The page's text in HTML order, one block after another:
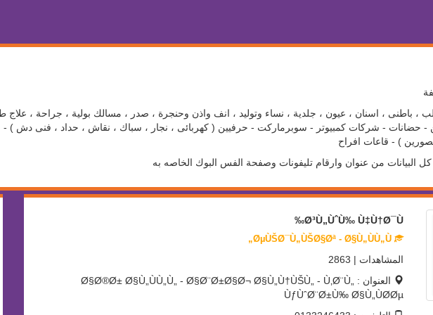
، باطنى ، اسنان ، عيون ، جلدية ، نساء وتوليد ، انف واذن وحنجرة ، صدر ، مسالك بولية ، جراحة ،
حضانات - شركات كمبيوتر - سوبرماركت - حرفيين ( كهربائى ، نجار ، سباك ، نقاش ، حداد ، فنى دش ) -
) - قاعات افراح
البيانات من عنوان وارقام تليفونات وصفحة الفس البوك الخاصه به
Ø³Ù„ÙˆÙ‰ Ù‡Ù†Ø¯Ù‰
المشاهدات | 2863
العنوان : Ø§Ø®Ø± Ø§Ù„ÙÙ„Ù„ - Ø§Ø¨Ø±Ø§Ø¬ Ø§Ù„Ù†ÙŠÙ„ - Ù‚Ø¨Ù„
ÙƒÙˆØ¨Ø±Ù‰ Ø§Ù„ÙØ­Øµ